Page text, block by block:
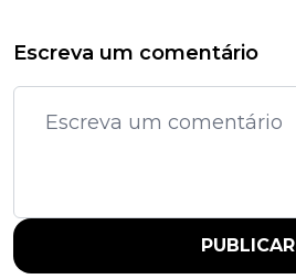
Escreva um comentário
PUBLICAR